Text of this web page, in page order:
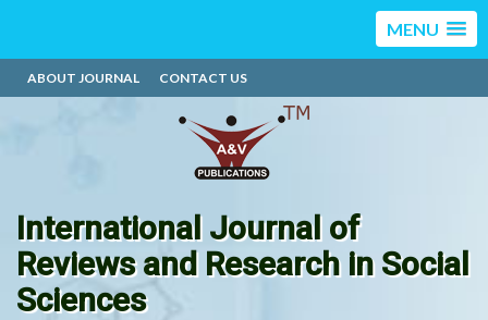
MENU
ABOUT JOURNAL CONTACT US
International Journal of
Reviews and Research in Social
Sciences